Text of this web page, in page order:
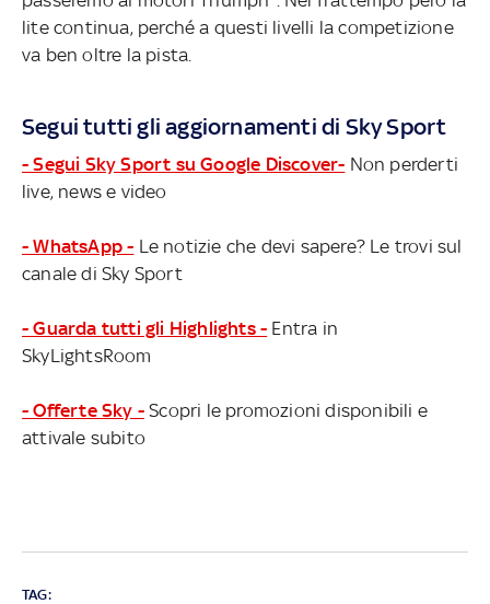
lite continua, perché a questi livelli la competizione
va ben oltre la pista.
Segui tutti gli aggiornamenti di Sky Sport
- Segui Sky Sport su Google Discover- Non perderti
live, news e video
- WhatsApp - Le notizie che devi sapere? Le trovi sul
canale di Sky Sport
- Guarda tutti gli Highlights - Entra in
SkyLightsRoom
- Offerte Sky - Scopri le promozioni disponibili e
attivale subito
TAG: